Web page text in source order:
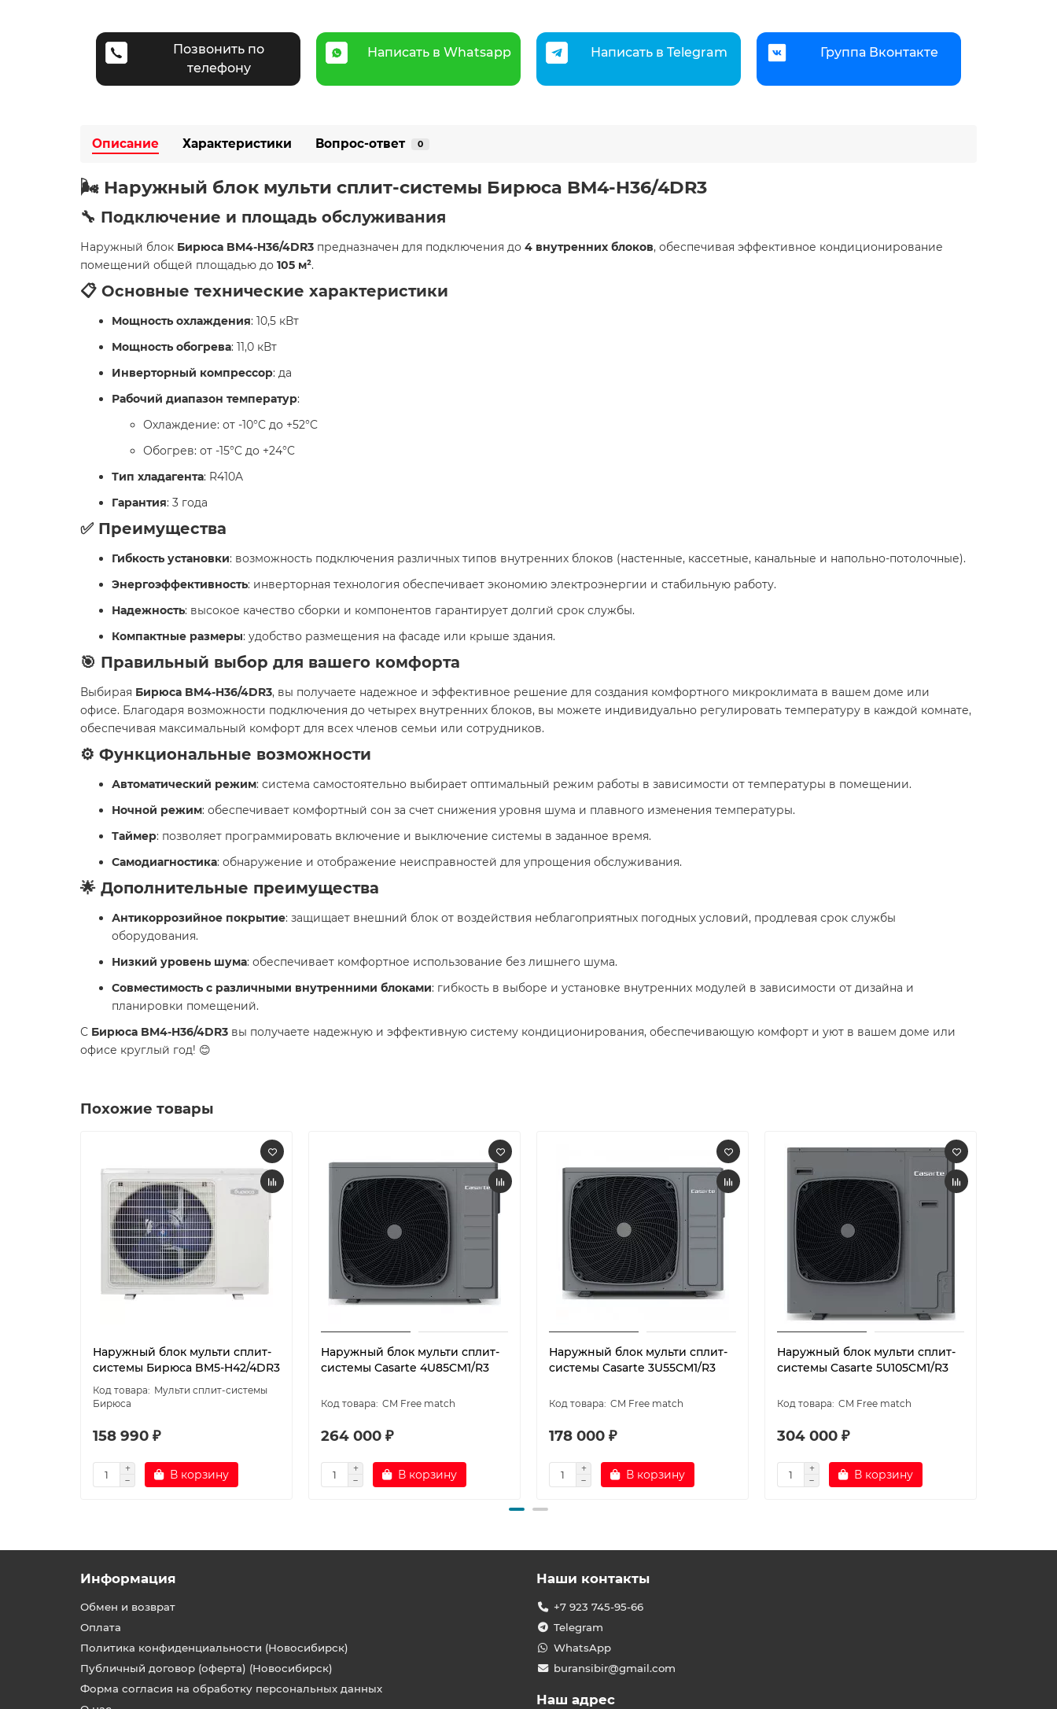
Позвонить по
телефону
Написать в Whatsapp Написать в Telegram Группа Вконтакте
Описание Характеристики Вопрос-ответ 0
🌬️ Наружный блок мульти сплит-системы Бирюса BM4-H36/4DR3
🔧 Подключение и площадь обслуживания
Наружный блок Бирюса BM4-H36/4DR3 предназначен для подключения до 4 внутренних блоков, обеспечивая эффективное кондиционирование
помещений общей площадью до 105 м².
📋 Основные технические характеристики
Мощность охлаждения: 10,5 кВт
Мощность обогрева: 11,0 кВт
Инверторный компрессор: да
Рабочий диапазон температур:
Охлаждение: от -10°C до +52°C
Обогрев: от -15°C до +24°C
Тип хладагента: R410A
Гарантия: 3 года
✅ Преимущества
Гибкость установки: возможность подключения различных типов внутренних блоков (настенные, кассетные, канальные и напольно-потолочные).
Энергоэффективность: инверторная технология обеспечивает экономию электроэнергии и стабильную работу.
Надежность: высокое качество сборки и компонентов гарантирует долгий срок службы.
Компактные размеры: удобство размещения на фасаде или крыше здания.
🎯 Правильный выбор для вашего комфорта
Выбирая Бирюса BM4-H36/4DR3, вы получаете надежное и эффективное решение для создания комфортного микроклимата в вашем доме или
офисе. Благодаря возможности подключения до четырех внутренних блоков, вы можете индивидуально регулировать температуру в каждой комнате,
обеспечивая максимальный комфорт для всех членов семьи или сотрудников.
⚙️ Функциональные возможности
Автоматический режим: система самостоятельно выбирает оптимальный режим работы в зависимости от температуры в помещении.
Ночной режим: обеспечивает комфортный сон за счет снижения уровня шума и плавного изменения температуры.
Таймер: позволяет программировать включение и выключение системы в заданное время.
Самодиагностика: обнаружение и отображение неисправностей для упрощения обслуживания.
🌟 Дополнительные преимущества
Антикоррозийное покрытие: защищает внешний блок от воздействия неблагоприятных погодных условий, продлевая срок службы
оборудования.
Низкий уровень шума: обеспечивает комфортное использование без лишнего шума.
Совместимость с различными внутренними блоками: гибкость в выборе и установке внутренних модулей в зависимости от дизайна и
планировки помещений.
С Бирюса BM4-H36/4DR3 вы получаете надежную и эффективную систему кондиционирования, обеспечивающую комфорт и уют в вашем доме или
офисе круглый год! 😊
Похожие товары
Наружный блок мульти сплит-
системы Бирюса BM5-H42/4DR3
Мульти сплит-системы
Бирюса
158 990 ₽
В корзину
Наружный блок мульти сплит-
системы Casarte 4U85CM1/R3
CM Free match
264 000 ₽
В корзину
Наружный блок мульти сплит-
системы Casarte 3U55CM1/R3
CM Free match
178 000 ₽
В корзину
Наружный блок мульти сплит-
системы Casarte 5U105CM1/R3
CM Free match
304 000 ₽
В корзину
Информация
Обмен и возврат
Оплата
Политика конфиденциальности (Новосибирск)
Публичный договор (оферта) (Новосибирск)
Форма согласия на обработку персональных данных
Наши контакты
+7 923 745-95-66
Telegram
WhatsApp
buransibir@gmail.com
Наш адрес